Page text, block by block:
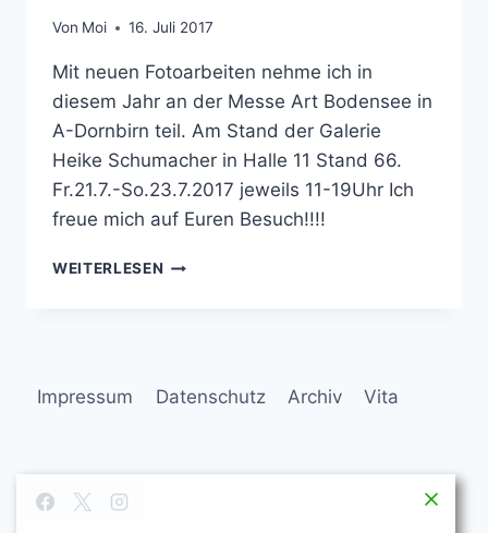
Von Moi 16. Juli 2017
Mit neuen Fotoarbeiten nehme ich in
diesem Jahr an der Messe Art Bodensee in
A-Dornbirn teil. Am Stand der Galerie
Heike Schumacher in Halle 11 Stand 66.
Fr.21.7.-So.23.7.2017 jeweils 11-19Uhr Ich
freue mich auf Euren Besuch!!!!
WEITERLESEN ART
Impressum Datenschutz Archiv Vita